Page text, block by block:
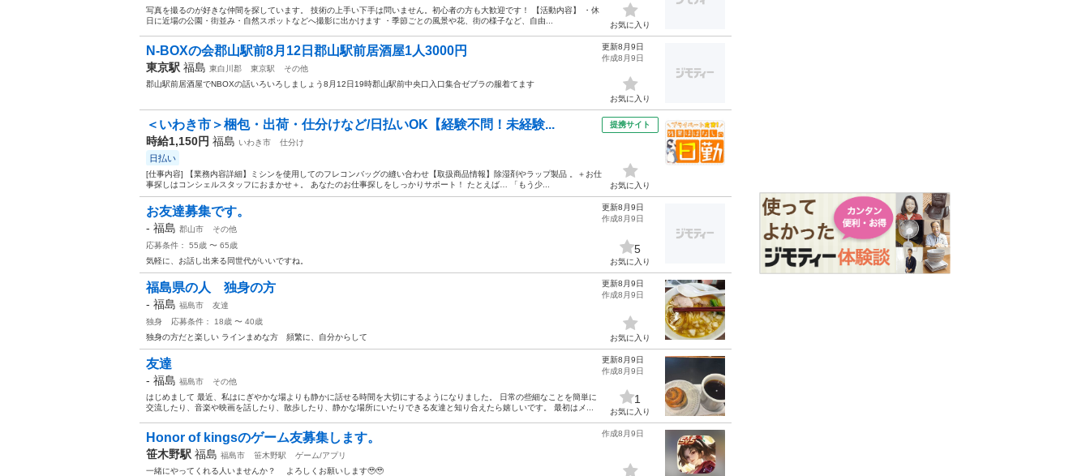
写真を撮るのが好きな仲間を探しています。 技術の上手い下手は問いません。初心者の方も大歓迎です！ 【活動内容】 ・休
日に近場の公園・街並み・自然スポットなどへ撮影に出かけます ・季節ごとの風景や花、街の様子など、自由...
お気に入り
N-BOXの会郡山駅前8月12日郡山駅前居酒屋1人3000円
東京駅 福島 東白川郡 東京駅
その他
郡山駅前居酒屋でNBOXの話いろいろしましょう8月12日19時郡山駅前中央口入口集合ゼブラの服着てます
更新8月9日
作成8月9日
お気に入り
＜いわき市＞梱包・出荷・仕分けなど/日払いOK【経験不問！未経験...
時給1,150円 福島 いわき市 仕分け
日払い
[仕事内容] 【業務内容詳細】ミシンを使用してのフレコンバッグの縫い合わせ【取扱商品情報】除湿剤やラップ製品 。＋お仕
事探しはコンシェルスタッフにおまかせ＋。 あなたのお仕事探しをしっかりサポート！ たとえば… 「もう少...
提携サイト
お気に入り
お友達募集です。
- 福島 郡山市
その他
応募条件： 55歳 〜 65歳
気軽に、お話し出来る同世代がいいですね。
更新8月9日
作成8月9日
5
お気に入り
福島県の人 独身の方
- 福島 福島市
友達
独身
応募条件： 18歳 〜 40歳
独身の方だと楽しい ラインまめな方 頻繁に、自分からして
更新8月9日
作成8月9日
お気に入り
友達
- 福島 福島市
その他
はじめまして 最近、私はにぎやかな場よりも静かに話せる時間を大切にするようになりました。 日常の些細なことを簡単に
交流したり、音楽や映画を話したり、散歩したり、静かな場所にいたりできる友達と知り合えたら嬉しいです。 最初はメ...
更新8月9日
作成8月9日
1
お気に入り
Honor of kingsのゲーム友募集します。
笹木野駅 福島 福島市 笹木野駅
ゲーム/アプリ
一緒にやってくれる人いませんか？ よろしくお願いします🥹🥹
作成8月9日